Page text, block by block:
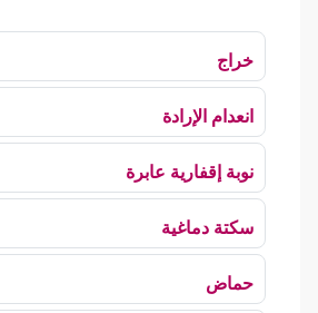
خراج
انعدام الإرادة
نوبة إقفارية عابرة
سكتة دماغية
حماض